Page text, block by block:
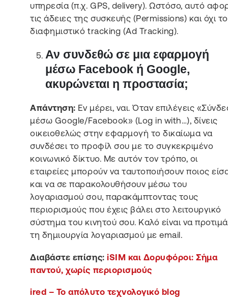
υπηρεσία (π.χ. GPS, delivery). Ωστόσο, αυτό
τις άδειες της συσκευής (Permissions) και όχι το
διαφημιστικό tracking (Ad Tracking).
Αν συνδεθώ σε μια εφαρμογή
μέσω Facebook ή Google,
ακυρώνεται η προστασία;
Απάντηση: Εν μέρει, ναι. Όταν επιλέγεις
μέσω Google/Facebook» (Log in with…), δίνεις
οικειοθελώς στην εφαρμογή το δικαίωμα να
συνδέσει το προφίλ σου με το συγκεκριμένο
κοινωνικό δίκτυο. Με αυτόν τον τρόπο, οι
εταιρείες μπορούν να ταυτοποιήσουν ποιος
και να σε παρακολουθήσουν μέσω του
λογαριασμού σου, παρακάμπτοντας τους
περιορισμούς που έχεις βάλει στο λειτουργικό
σύστημα του κινητού σου. Καλό είναι να
τη δημιουργία λογαριασμού με email.
Διαβάστε επίσης:iSIM και Δορυφόροι: Σήμα
παντού, χωρίς περιορισμούς
ired – Το απόλυτο τεχνολογικό blog